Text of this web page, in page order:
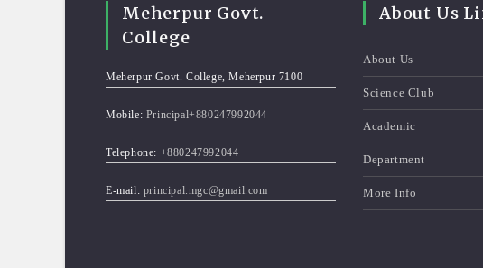
Meherpur Govt.
College
Meherpur Govt. College, Meherpur 7100
Mobile: Principal+880247992044
Telephone: +880247992044
E-mail: principal.mgc@gmail.com
About Us
About Us
Science Club
Academic
Department
More Info